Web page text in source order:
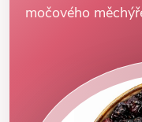
močového